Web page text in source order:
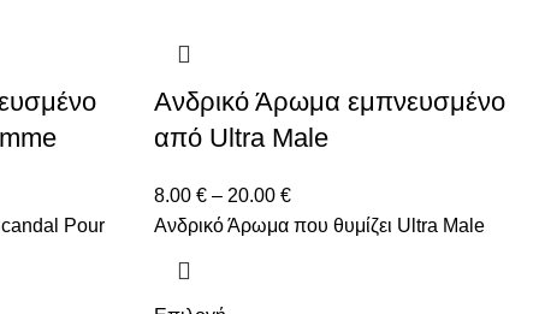
Pour
Ανδρικό Άρωμα εμπνευσμένο
από Ultra Male
8.00 € – 20.00 €
Ανδρικό Άρωμα που θυμίζει Ultra Male